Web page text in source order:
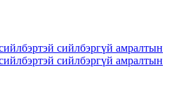
сийлбэргүй амралтын
сийлбэргүй амралтын